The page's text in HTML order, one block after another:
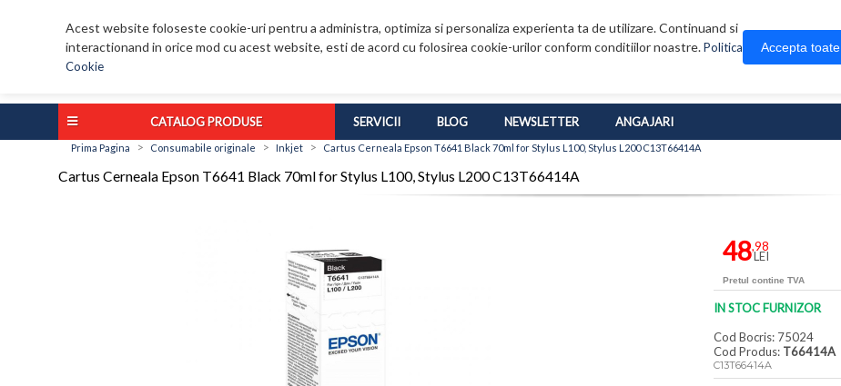
Acest website foloseste cookie-uri pentru a administra, optimiza si personaliza experienta ta de utilizare. Continuand si
interactionand in orice mod cu acest website, esti de acord cu folosirea cookie-urilor conform conditiilor noastre.Politica
Cookie
Accepta toate
CATALOG PRODUSE SERVICII BLOG NEWSLETTER ANGAJARI
Prima Pagina > Consumabile originale > Inkjet > Cartus Cerneala Epson T6641 Black 70ml for Stylus L100, Stylus L200 C13T66414A
Cartus Cerneala Epson T6641 Black 70ml for Stylus L100, Stylus L200 C13T66414A
48,98
LEI
Pretul contine TVA
IN STOC FURNIZOR
Cod Bocris: 75024
Cod Produs: T66414A
C13T66414A